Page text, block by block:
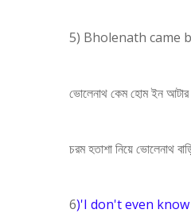
5) Bholenath came
ভোলেনাথ কেম হোম ইন আটার
চরম হতাশা নিয়ে ভোলেনাথ
6)'I don't even